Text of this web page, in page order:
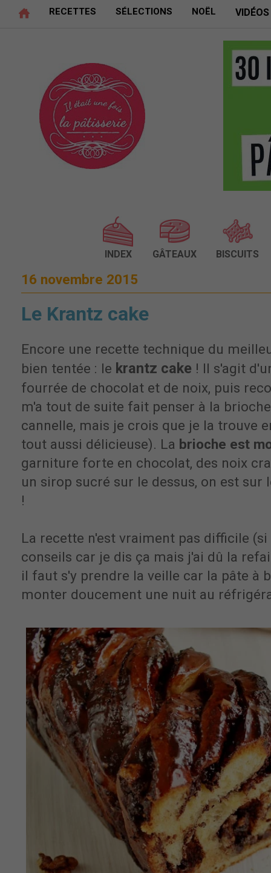
RECETTES SÉLECTIONS NOËL VIDÉOS
INDEX GÂTEAUX BISCUITS
16 novembre 2015
Le Krantz cake
Encore une recette technique du
bien tentée : le krantz cake ! Il s'agit
fourrée de chocolat et de noix, puis
m'a tout de suite fait penser à la
cannelle, mais je crois que je la trouve
tout aussi délicieuse). La brioche est
garniture forte en chocolat, des noix
un sirop sucré sur le dessus, on est sur
!
La recette n'est vraiment pas difficile
conseils car je dis ça mais j'ai dû la
il faut s'y prendre la veille car la pâte à
monter doucement une nuit au